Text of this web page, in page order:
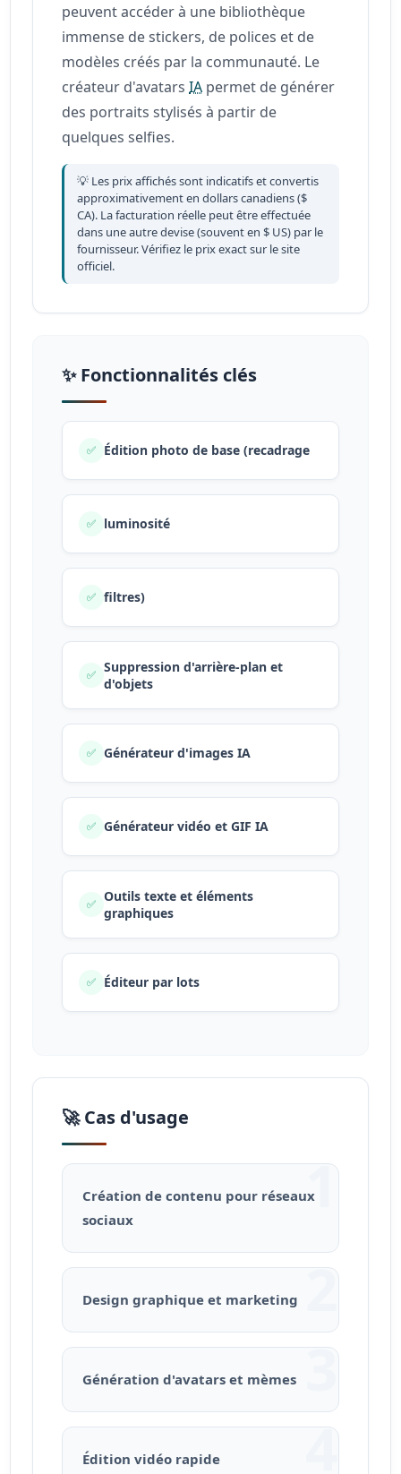
peuvent accéder à une bibliothèque
immense de stickers, de polices et de
modèles créés par la communauté. Le
créateur d'avatarsIA permet de générer
des portraits stylisés à partir de
quelques selfies.
💡 Les prix affichés sont indicatifs et convertis
approximativement en dollars canadiens ($
CA). La facturation réelle peut être effectuée
dans une autre devise (souvent en $ US) par le
fournisseur. Vérifiez le prix exact sur le site
officiel.
✨ Fonctionnalités clés
✅ Édition photo de base (recadrage
✅ luminosité
✅ filtres)
✅ Suppression d'arrière-plan et
d'objets
✅ Générateur d'images IA
✅ Générateur vidéo et GIF IA
✅ Outils texte et éléments
graphiques
✅ Éditeur par lots
🚀 Cas d'usage
1
Création de contenu pour réseaux
sociaux
2
Design graphique et marketing
3
Génération d'avatars et mèmes
4
Édition vidéo rapide